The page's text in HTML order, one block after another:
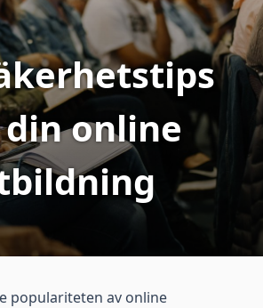
online
populariteten av online